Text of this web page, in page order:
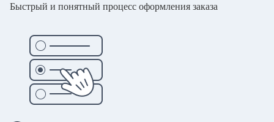
Быстрый и понятный процесс оформления заказа